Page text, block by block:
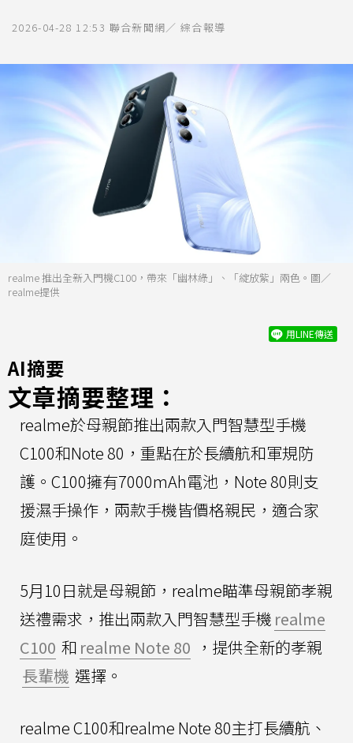
2026-04-28 12:53 聯合新聞網／ 綜合報導
realme 推出全新入門機C100，帶來「幽林綠」、「綻放紫」兩色。圖／
realme提供
用LINE傳送
AI摘要
文章摘要整理：
realme於母親節推出兩款入門智慧型手機
C100和Note 80，重點在於長續航和軍規防
護。C100擁有7000mAh電池，Note 80則支
援濕手操作，兩款手機皆價格親民，適合家
庭使用。
5月10日就是母親節，realme瞄準母親節孝親
送禮需求，推出兩款入門智慧型手機 realme
C100 和 realme Note 80 ，提供全新的孝親
長輩機 選擇。
realme C100和realme Note 80主打長續航、